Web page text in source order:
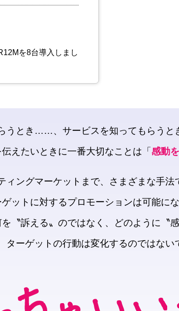
うとき……、サービスを知ってもらう
えたいときに一番大切なことは「 感動
ィングマーケットまで、さまざまな手法
ゲットに対するプロモーションは可能に
を〝訴える〟のではなく、どのように〝
ターゲットの行動は変化するのではない